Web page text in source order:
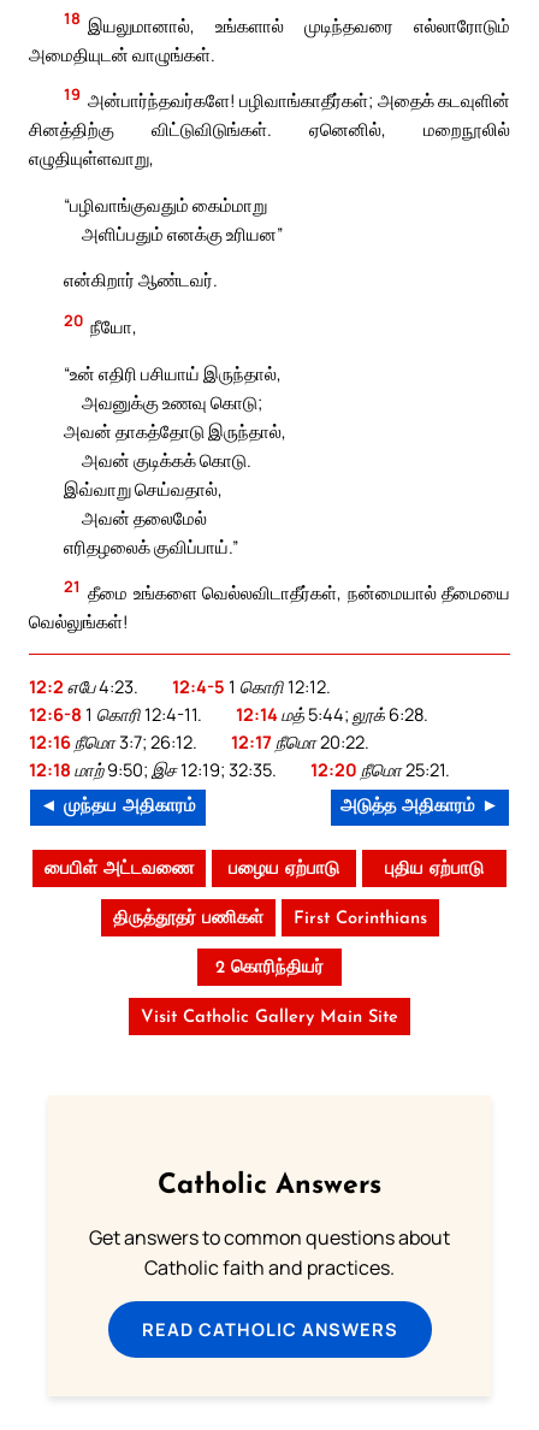
18 இயலுமானால், உங்களால் முடிந்தவரை எல்லாரோடும்
அமைதியுடன் வாழுங்கள்.
19 அன்பார்ந்தவர்களே! பழிவாங்காதீர்கள்; அதைக் கடவுளின்
சினத்திற்கு விட்டுவிடுங்கள். ஏனெனில், மறைநூலில்
எழுதியுள்ளவாறு,
“பழிவாங்குவதும் கைம்மாறு
அளிப்பதும் எனக்கு உரியன”
என்கிறார் ஆண்டவர்.
20 நீயோ,
“உன் எதிரி பசியாய் இருந்தால்,
அவனுக்கு உணவு கொடு;
அவன் தாகத்தோடு இருந்தால்,
அவன் குடிக்கக் கொடு.
இவ்வாறு செய்வதால்,
அவன் தலைமேல்
எரிதழலைக் குவிப்பாய்.”
21 தீமை உங்களை வெல்லவிடாதீர்கள், நன்மையால் தீமையை
வெல்லுங்கள்!
12:2 எபே 4:23. 12:4-5 1 கொரி 12:12.
12:6-8 1 கொரி 12:4-11. 12:14மத் 5:44; லூக் 6:28.
12:16நீமொ 3:7; 26:12. 12:17 நீமொ 20:22.
12:18 மாற் 9:50; இச 12:19; 32:35. 12:20 நீமொ 25:21.
◄ முந்தய அதிகாரம் அடுத்த அதிகாரம் ►
பைபிள் அட்டவணை பழைய ஏற்பாடு புதிய ஏற்பாடு
திருத்தூதர் பணிகள் First Corinthians
2 கொரிந்தியர்
Visit Catholic Gallery Main Site
Catholic Answers
Get answers to common questions about
Catholic faith and practices.
READ CATHOLIC ANSWERS